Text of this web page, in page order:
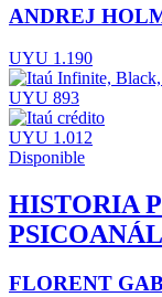
ANDREJ
UYU 1.190
UYU 893
UYU 1.012
Disponible
HISTORIA
FLORENT